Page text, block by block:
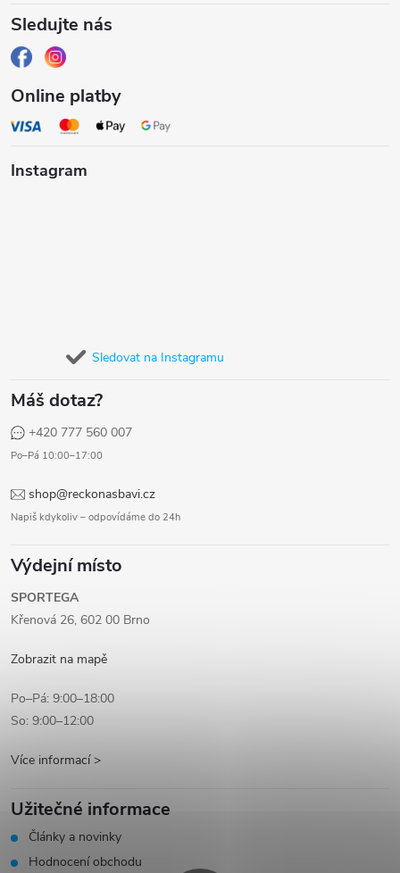
Sledujte nás
Online platby
Instagram
Sledovat na Instagramu
Máš dotaz?
+420 777 560 007
Po–Pá 10:00–17:00
shop@reckonasbavi.cz
Napiš kdykoliv – odpovídáme do 24h
Výdejní místo
SPORTEGA
Křenová 26, 602 00 Brno
Zobrazit na mapě
Po–Pá: 9:00–18:00
So: 9:00–12:00
Více informací >
Užitečné informace
Články a novinky
Hodnocení obchodu